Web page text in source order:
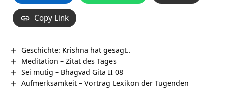
Copy Link
Geschichte: Krishna hat gesagt..
Meditation – Zitat des Tages
Sei mutig – Bhagvad Gita II 08
Aufmerksamkeit – Vortrag Lexikon der Tugenden